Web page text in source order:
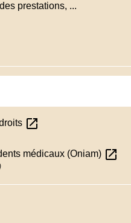
prestations, ...
open_in_new
médicaux (Oniam) open_in_new